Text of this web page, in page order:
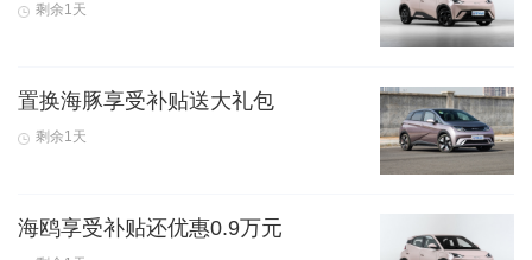
剩余1天
置换海豚享受补贴送大礼包
剩余1天
海鸥享受补贴还优惠0.9万元